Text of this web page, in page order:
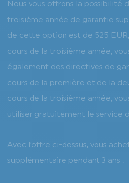
Nous vous offrons la possibilité
troisième année de garantie
de cette option est de 525
cours de la troisième année,
également des directives de
cours de la première et de la
cours de la troisième année,
utiliser gratuitement le service
Avec l’offre ci-dessus, vous
supplémentaire pendant 3 ans :